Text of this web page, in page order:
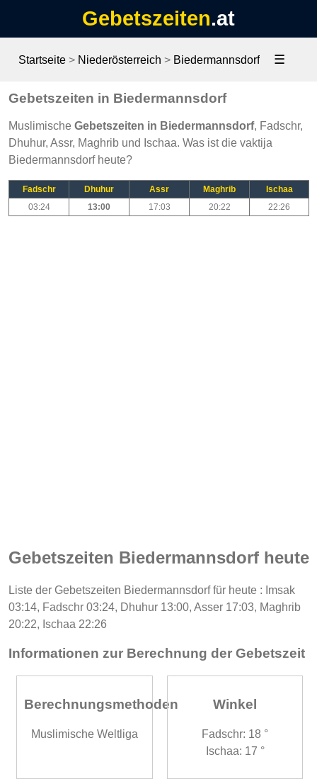
Gebetszeiten.at
Startseite> Niederösterreich > Biedermannsdorf ☰
Gebetszeiten in Biedermannsdorf
Muslimische Gebetszeiten in Biedermannsdorf, Fadschr,
Dhuhur, Assr, Maghrib und Ischaa. Was ist die vaktija
Biedermannsdorf heute?
Fadschr Dhuhur Assr Maghrib
Ischaa
03:24
13:00 17:03 20:22 22:26
Gebetszeiten Biedermannsdorf heute
Liste der Gebetszeiten Biedermannsdorf für heute : Imsak
03:14, Fadschr 03:24, Dhuhur 13:00, Asser 17:03, Maghrib
20:22, Ischaa 22:26
Informationen zur Berechnung der Gebetszeit
Berechnungsmethoden
Muslimische Weltliga
Winkel
Fadschr: 18 °
Ischaa: 17 °